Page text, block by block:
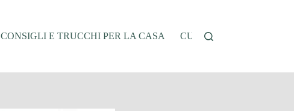
CONSIGLI E TRUCCHI PER LA CASA CUCINA E RICETTE